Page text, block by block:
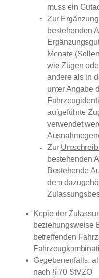
muss ein
Zur
bestehenden
Monate
wie Zügen
andere als in
unter Angabe
aufgeführte
verwendet
Zur
bestehenden
Bestehende
dem
Kopie der
beziehungsweise
betreffenden
Gegebenenfalls.
nach § 70 StVZO